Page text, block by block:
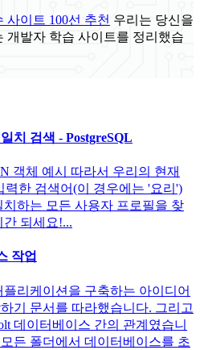
사이트 100선 추천 우리는 당신을
개발자 학습 사이트를 정리했습
치 검색 - PostgreSQL
객체 예시 따라서 우리의 현재
한 검색어(이 경우에는 '요리')
하는 모든 사용자 프로필을 찾
되세요!...
작업
리케이션을 구축하는 아이디어
기 문서를 따라했습니다. 그리고
데이터베이스 간의 관계였습니
든 폴더에서 데이터베이스를 초